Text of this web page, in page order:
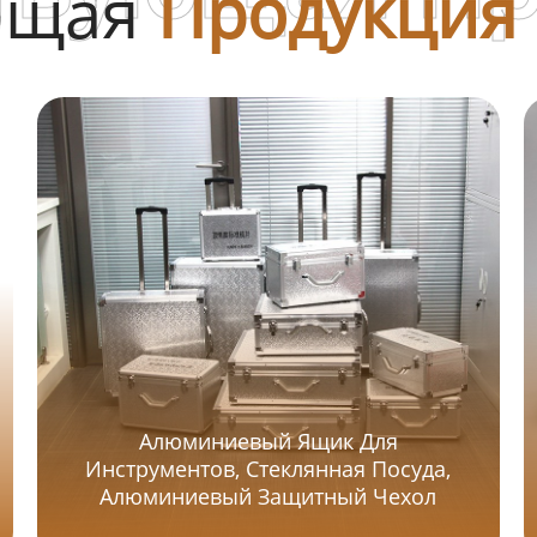
Алюминиевый Ящик Для
Инструментов, Стеклянная Посуда,
Алюминиевый Защитный Чехол